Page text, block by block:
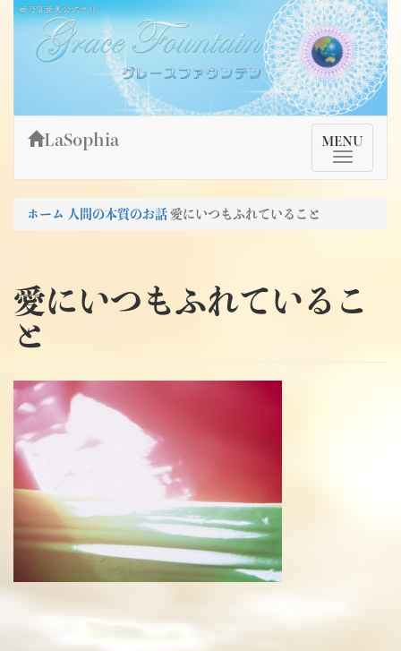
Skip
content
姫乃宮亜美公式サイト～Grace Fountain～
グレースファウンテン
TMenu
MENU
LaSophia
ホーム 人間の本質のお話 愛にいつもふれていること
愛にいつもふれているこ
と